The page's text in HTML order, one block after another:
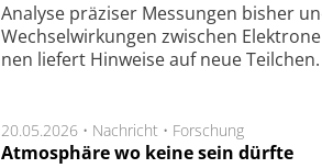
Analyse prä­zi­ser Mes­sung­en bis­her
Wech­sel­wir­kung­en zwi­schen
nen lie­fert Hin­wei­se auf neue Teil­chen.
20.05.2026 • Nachricht • Forschung
Atmosphäre wo keine sein dürfte